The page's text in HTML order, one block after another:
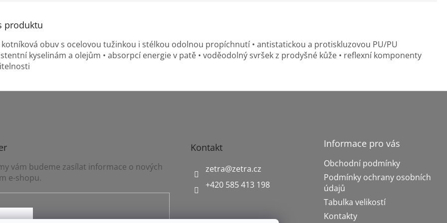
produktu
kotníková obuv s ocelovou tužinkou i stélkou odolnou propíchnutí • antistatickou a protiskluzovou PU/PU
kyselinám a olejům • absorpcí energie v patě • voděodolný svršek z prodyšné kůže • reflexní komponenty
vám budeme zasílat informace o nových
e-shopu.
Kontakt
zetra@zetra.cz
+420 585 413 198
Informace pro vás
Obchodní podmínky
Podmínky ochrany osobních
údajů
Tabulka velikostí
Kontakty